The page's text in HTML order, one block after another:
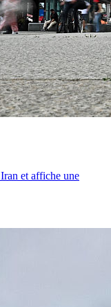
et affiche une